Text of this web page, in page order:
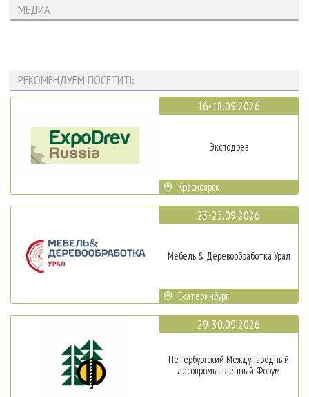
МЕДИА
РЕКОМЕНДУЕМ ПОСЕТИТЬ
16-18.09.2026
Эксподрев
Красноярск
23-25.09.2026
Мебель & Деревообработка Урал
Екатеринбург
29-30.09.2026
Петербургский Международный
Лесопромышленный Форум